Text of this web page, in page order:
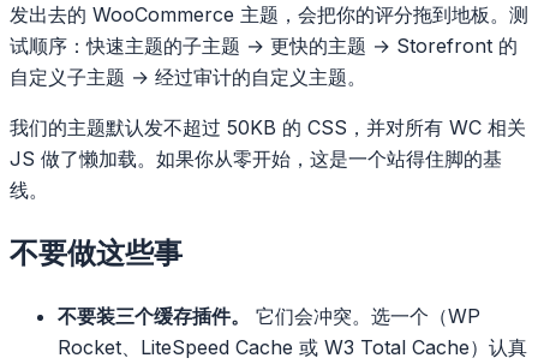
发出去的 WooCommerce 主题，会把你的评分拖到地板。测
试顺序：快速主题的子主题 → 更快的主题 → Storefront 的
自定义子主题 → 经过审计的自定义主题。
我们的主题默认发不超过 50KB 的 CSS，并对所有 WC 相关
JS 做了懒加载。如果你从零开始，这是一个站得住脚的基
线。
不要做这些事
不要装三个缓存插件。
它们会冲突。选一个（WP
Rocket、LiteSpeed Cache 或 W3 Total Cache）认真